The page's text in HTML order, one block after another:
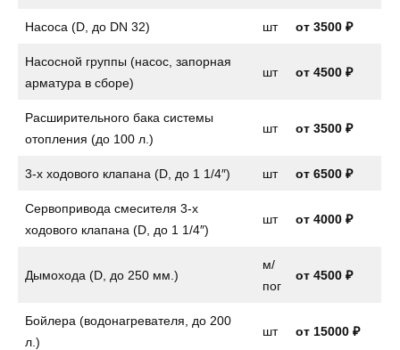
Насоса (D, до DN 32) шт от 3500 ₽
Насосной группы (насос, запорная
арматура в сборе)
шт от 4500 ₽
Расширительного бака системы
отопления (до 100 л.)
шт от 3500 ₽
3-х ходового клапана (D, до 1 1/4″) шт от 6500 ₽
Сервопривода смесителя 3-х
ходового клапана (D, до 1 1/4″)
шт от 4000 ₽
Дымохода (D, до 250 мм.)
м/
пог
от 4500 ₽
Бойлера (водонагревателя, до 200
л.)
шт от 15000 ₽